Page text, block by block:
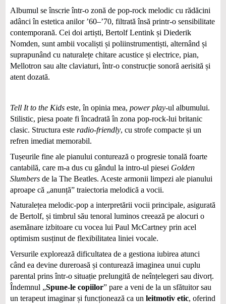
Albumul se înscrie într-o zonă de pop-rock melodic cu rădăcini
adânci în estetica anilor ’60–’70, filtrată însă printr-o sensibilitate
contemporană. Cei doi artiști, Bertolf Lentink și Diederik
Nomden, sunt ambii vocaliști și poliinstrumentiști, alternând și
suprapunând cu naturalețe chitare acustice și electrice, pian,
Mellotron sau alte claviaturi, într-o construcție sonoră aerisită și
atent dozată.
Tell It to the Kidseste, în opinia mea, power play-ul albumului.
Stilistic, piesa poate fi încadrată în zona pop-rock-lui britanic
clasic. Structura este radio-friendly, cu strofe compacte și un
refren imediat memorabil.
Tușeurile fine ale pianului conturează o progresie tonală foarte
cantabilă, care m-a dus cu gândul la intro-ul piesei Golden
Slumbersde la The Beatles. Aceste armonii limpezi ale pianului
aproape că „anunță” traiectoria melodică a vocii.
Naturalețea melodic-pop a interpretării vocii principale, asigurată
de Bertolf, și timbrul său tenoral luminos creează pe alocuri o
asemănare izbitoare cu vocea lui Paul McCartney prin acel
optimism susținut de flexibilitatea liniei vocale.
Versurile explorează dificultatea de a gestiona iubirea atunci
când ea devine dureroasă și conturează imaginea unui cuplu
parental prins într-o situație prelungită de neînțelegeri sau divorț.
Îndemnul „Spune-le copiilor” pare a veni de la un sfătuitor sau
un terapeut imaginar și funcționează ca un leitmotiv etic, oferind